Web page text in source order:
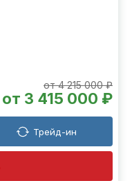
от 4 215 000 ₽
от 3 415 000 ₽
Трейд-ин